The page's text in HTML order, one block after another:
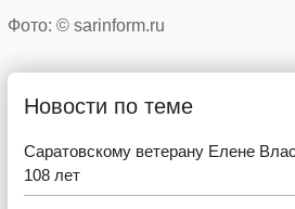
Фото: © sarinform.ru
Новости по теме
Саратовскому ветерану Елене
108 лет